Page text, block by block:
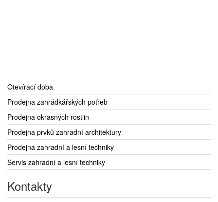
Otevírací doba
Prodejna zahrádkářských potřeb
Prodejna okrasných rostlin
Prodejna prvků zahradní architektury
Prodejna zahradní a lesní techniky
Servis zahradní a lesní techniky
Kontakty